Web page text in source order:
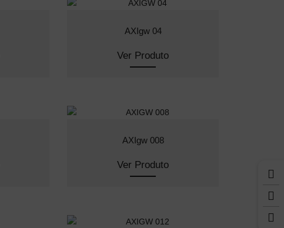
AXIgw 04
Ver Produto
AXIgw 008
Ver Produto